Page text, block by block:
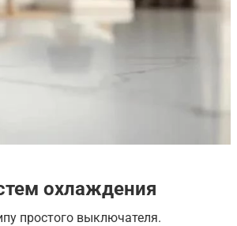
охлаждения
простого выключателя.